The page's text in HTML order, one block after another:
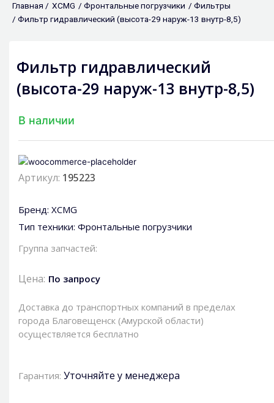
Главная / XCMG / Фронтальные погрузчики / Фильтры
/ Фильтр гидравлический (высота-29 наруж-13 внутр-8,5)
Фильтр гидравлический
(высота-29 наруж-13 внутр-8,5)
В наличии
Артикул: 195223
Бренд: XCMG
Тип техники: Фронтальные погрузчики
Группа запчастей:
Цена: По запросу
Доставка до транспортных компаний в пределах
города Благовещенск (Амурской области)
осуществляется бесплатно
Гарантия: Уточняйте у менеджера